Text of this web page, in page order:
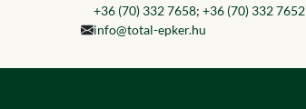
+36 (70) 332 7658; +36 (70) 332 7652
info@total-epker.hu